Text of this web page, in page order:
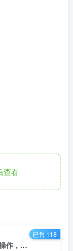
查看
狗血剧情多渠道变现玩法，双形态全网布局操作，单日轻松收入1000+，保姆级实操演示
已售 118